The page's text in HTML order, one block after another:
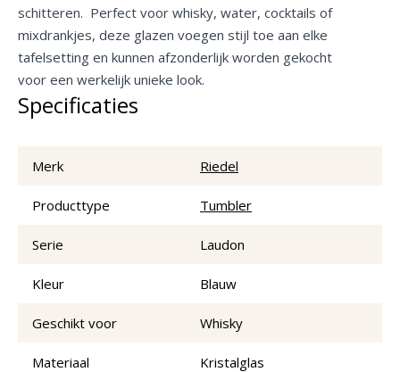
schitteren. Perfect voor whisky, water, cocktails of
mixdrankjes, deze glazen voegen stijl toe aan elke
tafelsetting en kunnen afzonderlijk worden gekocht
voor een werkelijk unieke look.
Specificaties
Merk Riedel
Producttype Tumbler
Serie Laudon
Kleur Blauw
Geschikt voor Whisky
Materiaal Kristalglas